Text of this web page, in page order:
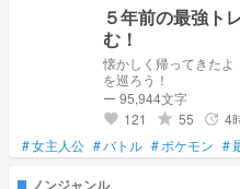
５年前の最強ト
む！
懐かしく帰ってきた
を巡ろう！
ー 95,944文字
favorite 121 grade 55 update 4
#女主人公 #バトル #ポケモン #
ノンジャンル